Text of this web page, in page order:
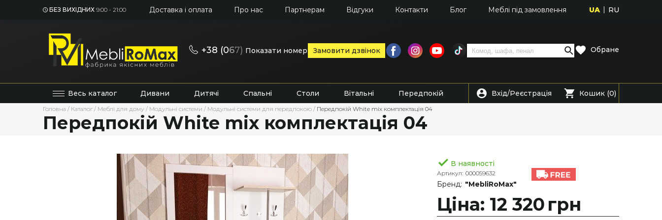
БЕЗ ВИХІДНИХ 9:00 - 21:00 Доставка і оплата Про нас Партнерам Відгуки Контакти Блог Меблі під замовлення UA RU
+38 (067) Показати номер Замовити дзвінок Обране
Весь каталог Дивани Дитячі Спальні Столи Вітальні Передпокій Вхід/Реєстрація Кошик (0)
Головна / Каталог / Меблі для дому / Модульні системи / Модульні системи для передпокою / Передпокій White mix комплектація 04
Передпокій White mix комплектація 04
В наявності
Артикул: 000059632
Бренд: "MebliRoMax"
Ціна: 12 320 грн